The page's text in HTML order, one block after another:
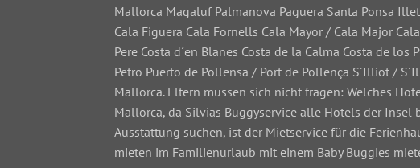
Mallorca Magaluf Palmanova Paguera Santa Ponsa
Cala Figuera Cala Fornells Cala Mayor / Cala Major
Pere Costa d´en Blanes Costa de la Calma Costa de
Petro Puerto de Pollensa / Port de Pollença S´Illiot /
Mallorca. Eltern müssen sich nicht fragen: Welches
Mallorca, da Silvias Buggyservice alle Hotels der
Ausstattung suchen, ist der Mietservice für die
mieten im Familienurlaub mit einem Baby Buggies